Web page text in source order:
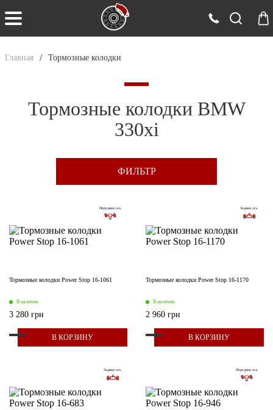
Главная / Тормозные колодки
Тормозные колодки BMW
330xi
ФИЛЬТР
Передняя ось
Тормозные колодки Power Stop 16-1061
В наличии
3 280 грн
В КОРЗИНУ
Задняя ось
Тормозные колодки Power Stop 16-1170
В наличии
2 960 грн
В КОРЗИНУ
Задняя ось Передняя ось